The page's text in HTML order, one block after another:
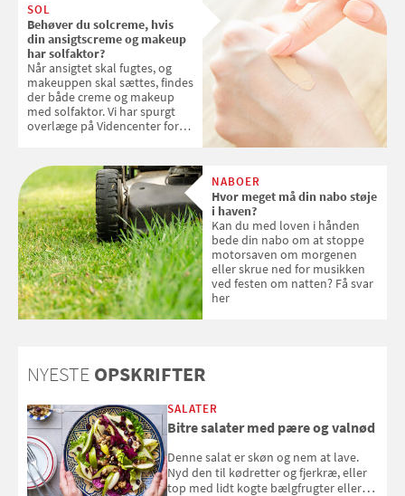
SOL
Behøver du solcreme, hvis
din ansigtscreme og makeup
har solfaktor?
Når ansigtet skal fugtes, og
makeuppen skal sættes, findes
der både creme og makeup
med solfaktor. Vi har spurgt
overlæge på Videncenter for
med SPF kan erstatte
solcreme, når man bevæger
sig ud i solen
NABOER
Hvor meget må din nabo støje
i haven?
Kan du med loven i hånden
bede din nabo om at stoppe
motorsaven om morgenen
eller skrue ned for musikken
ved festen om natten? Få svar
her
NYESTE OPSKRIFTER
SALATER
Bitre salater med pære og valnød
Denne salat er skøn og nem at lave.
Nyd den til kødretter og fjerkræ, eller
top med lidt kogte bælgfrugter eller